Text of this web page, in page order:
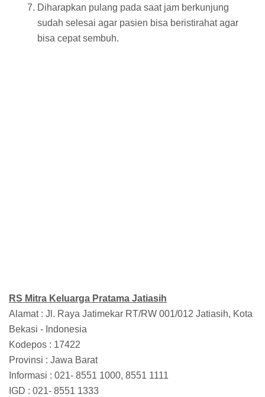
Diharapkan pulang pada saat jam berkunjung
sudah selesai agar pasien bisa beristirahat agar
bisa cepat sembuh.
RS Mitra Keluarga Pratama Jatiasih
Alamat : Jl. Raya Jatimekar RT/RW 001/012 Jatiasih, Kota
Bekasi - Indonesia
Kodepos : 17422
Provinsi : Jawa Barat
Informasi : 021- 8551 1000, 8551 1111
IGD : 021- 8551 1333